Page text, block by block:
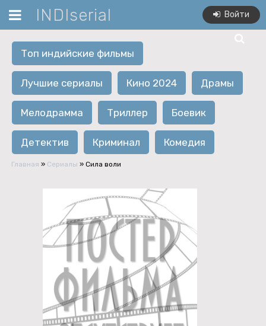
INDIserial Войти
Топ индийские фильмы
Лучшие сериалы Кино 2024 Драмы
Мелодрамма Триллер Боевик
Детектив Криминал Комедия
Главная » Сериалы » Сила воли